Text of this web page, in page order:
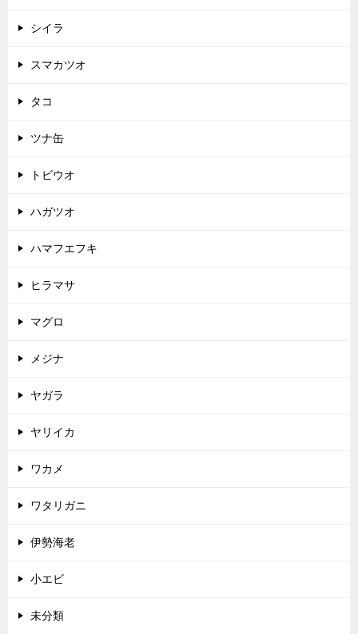
シイラ
スマカツオ
タコ
ツナ缶
トビウオ
ハガツオ
ハマフエフキ
ヒラマサ
マグロ
メジナ
ヤガラ
ヤリイカ
ワカメ
ワタリガニ
伊勢海老
小エビ
未分類